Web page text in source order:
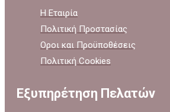
Η Εταιρία
Πολιτική Προστασίας
Οροι και Προϋποθέσεις
Πολιτική Cookies
Εξυπηρέτηση Πελατών